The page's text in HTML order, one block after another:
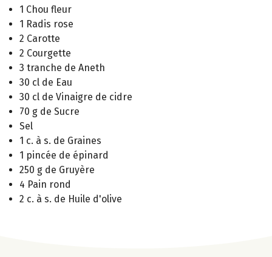
1 Chou fleur
1 Radis rose
2 Carotte
2 Courgette
3 tranche de Aneth
30 cl de Eau
30 cl de Vinaigre de cidre
70 g de Sucre
Sel
1 c. à s. de Graines
1 pincée de épinard
250 g de Gruyère
4 Pain rond
2 c. à s. de Huile d'olive